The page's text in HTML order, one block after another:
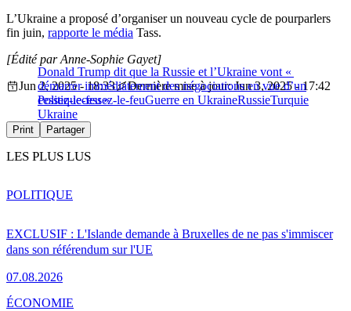
L’Ukraine a proposé d’organiser un nouveau cycle de pourparlers
fin juin, rapporte le média Tass.
Donald Trump dit que la Russie et l’Ukraine vont «
démarrer immédiatement des négociations en vue d’un
cessez-le-feu »
[Édité par Anne-Sophie Gayet]
Jun 2, 2025 - 18:33
Dernière mise à jour: Jun 3, 2025 - 17:42
Politiquecessez-le-feuGuerre en UkraineRussieTurquie
Ukraine
Print Partager
LES PLUS LUS
EXCLUSIF : L'Islande demande à Bruxelles de ne pas s'immiscer
dans son référendum sur l'UE
07.08.2026
POLITIQUE
ÉCONOMIE